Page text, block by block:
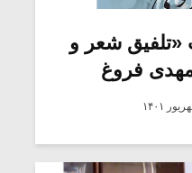
«تلفیق شعر و
فروغ